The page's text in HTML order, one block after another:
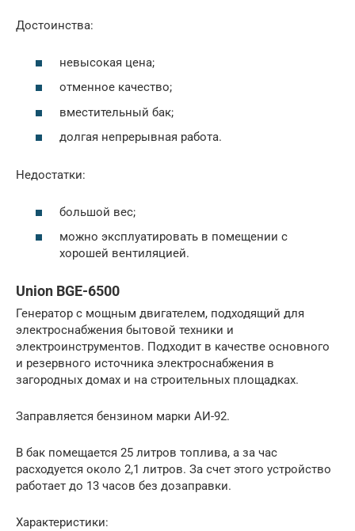
Достоинства:
невысокая цена;
отменное качество;
вместительный бак;
долгая непрерывная работа.
Недостатки:
большой вес;
можно эксплуатировать в помещении с
хорошей вентиляцией.
Union BGE-6500
Генератор с мощным двигателем, подходящий для
электроснабжения бытовой техники и
электроинструментов. Подходит в качестве основного
и резервного источника электроснабжения в
загородных домах и на строительных площадках.
Заправляется бензином марки АИ-92.
В бак помещается 25 литров топлива, а за час
расходуется около 2,1 литров. За счет этого устройство
работает до 13 часов без дозаправки.
Характеристики: